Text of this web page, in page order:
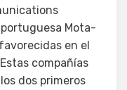
Mota-
en el
compañías
dos primeros